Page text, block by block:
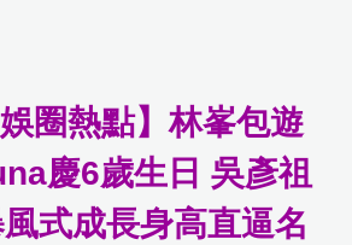
圈熱點】林峯包遊
慶6歲生日 吳彥祖
式成長身高直逼名